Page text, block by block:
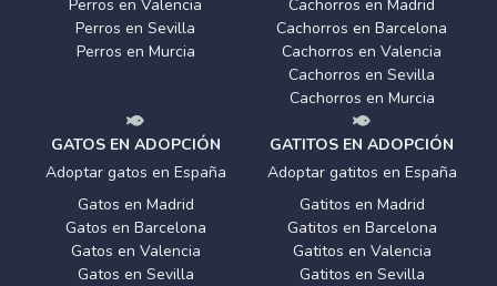
Perros en Valencia
Perros en Sevilla
Perros en Murcia
Cachorros en Madrid
Cachorros en Barcelona
Cachorros en Valencia
Cachorros en Sevilla
Cachorros en Murcia
GATOS EN ADOPCIÓN
Adoptar gatos en España
Gatos en Madrid
Gatos en Barcelona
Gatos en Valencia
Gatos en Sevilla
GATITOS EN ADOPCIÓN
Adoptar gatitos en España
Gatitos en Madrid
Gatitos en Barcelona
Gatitos en Valencia
Gatitos en Sevilla